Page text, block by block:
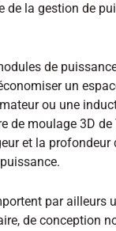
de la gestion de
de
un
ou une
de moulage 3D
et la
par ailleurs
de conception